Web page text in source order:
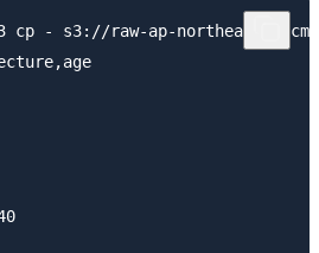
cp - s3://raw-ap-northeast-1-cm-